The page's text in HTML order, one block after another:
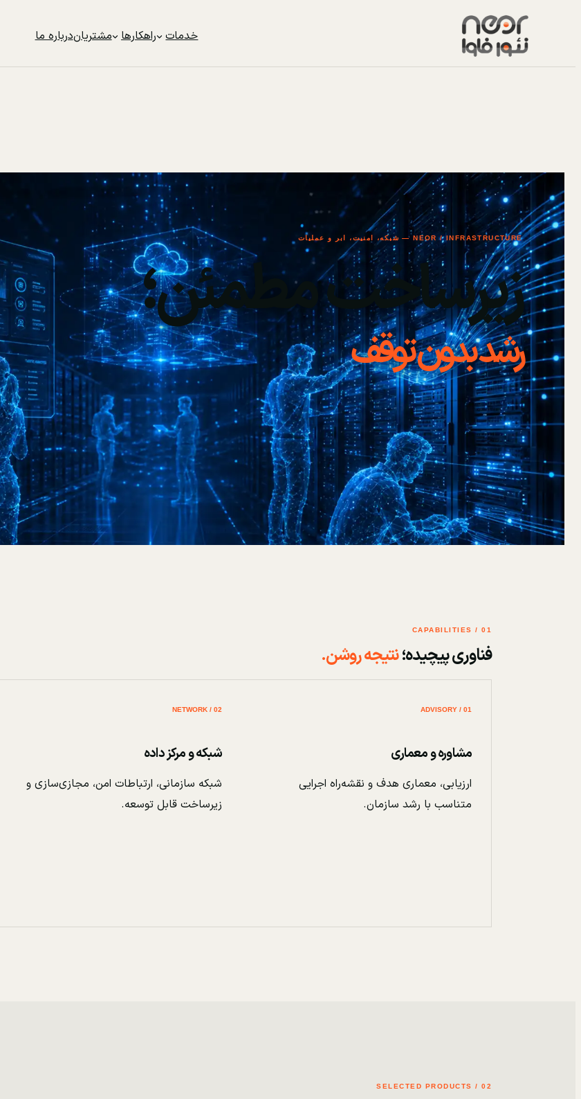
خدمات راهکارها مشتریاندرباره ما
NEOR / INFRASTRUCTURE — شبکه، امنیت، ابر و عملیات
زیرساخت مطمئن؛
رشد بدون توقف
01 / CAPABILITIES
فناوری پیچیده؛نتیجه روشن.
01 / ADVISORY
مشاوره و معماری
ارزیابی، معماری هدف و نقشه‌راه اجرایی
متناسب با رشد سازمان.
02 / NETWORK
شبکه و مرکز داده
شبکه سازمانی، ارتباطات امن، مجازی‌سازی و
زیرساخت قابل توسعه.
02 / SELECTED PRODUCTS